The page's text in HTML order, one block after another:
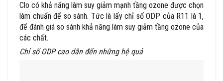
Clo có khả năng làm suy giảm mạnh tầng ozone được chọn
làm chuẩn để so sánh. Tức là lấy chỉ số ODP của R11 là 1,
để đánh giá so sánh khả năng làm suy giảm tầng ozone của
các chất.
Chỉ số ODP cao dẫn đến những hệ quả